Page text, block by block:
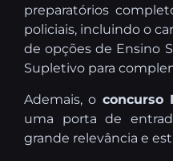
preparatórios
policiais, incluindo o
de opções de Ensino
Supletivo para
Ademais, o concurso
uma porta de
grande relevância e